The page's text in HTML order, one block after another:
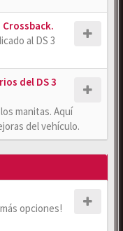
Crossback.
al DS 3
del DS 3
manitas. Aquí
del vehículo.
opciones!